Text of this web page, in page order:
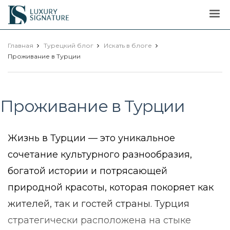
Luxury
Signature
Главная Турецкий блог
Искать в блоге
Проживание в Турции
Проживание в Турции
Жизнь в Турции — это уникальное
сочетание культурного разнообразия,
богатой истории и потрясающей
природной красоты, которая покоряет как
жителей, так и гостей страны. Турция
стратегически расположена на стыке